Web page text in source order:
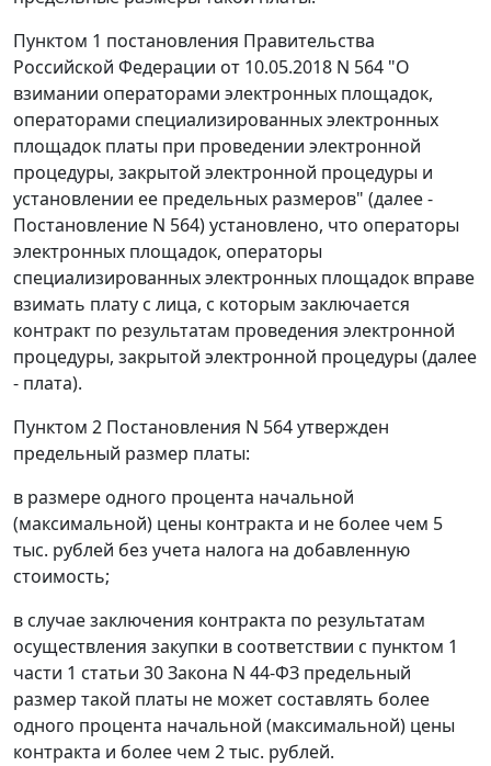
Пунктом 1 постановления Правительства
Российской Федерации от 10.05.2018 N 564 "О
взимании операторами электронных площадок,
операторами специализированных электронных
площадок платы при проведении электронной
процедуры, закрытой электронной процедуры и
установлении ее предельных размеров" (далее -
Постановление N 564) установлено, что операторы
электронных площадок, операторы
специализированных электронных площадок вправе
взимать плату с лица, с которым заключается
контракт по результатам проведения электронной
процедуры, закрытой электронной процедуры (далее
- плата).
Пунктом 2 Постановления N 564 утвержден
предельный размер платы:
в размере одного процента начальной
(максимальной) цены контракта и не более чем 5
тыс. рублей без учета налога на добавленную
стоимость;
в случае заключения контракта по результатам
осуществления закупки в соответствии с пунктом 1
части 1 статьи 30 Закона N 44-ФЗ предельный
размер такой платы не может составлять более
одного процента начальной (максимальной) цены
контракта и более чем 2 тыс. рублей.